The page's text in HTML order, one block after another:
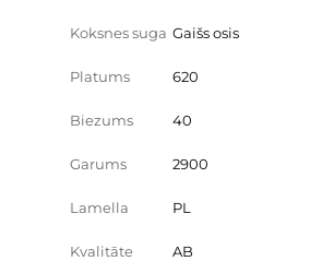
Koksnes suga Gaišs osis
Platums 620
Biezums 40
Garums 2900
Lamella PL
Kvalitāte AB